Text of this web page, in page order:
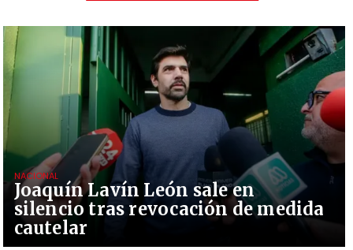
Joaquín Lavín León sale en
silencio tras revocación de medida
cautelar
NACIONAL